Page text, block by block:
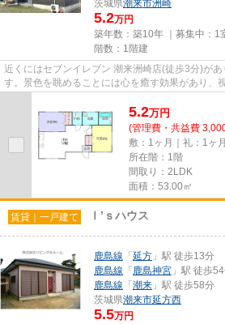
茨城県潮来市洲崎
5.2万円
築年数：築10年 ｜募集中： 1
階数：1階建
近くにはセブンイレブン 潮来洲崎店(徒歩3分)が
す。景色を眺めることには心を癒す効果があり、
5.2万円
(管理費・共益費
敷：1ヶ月｜礼：1ヶ月
所在階：1階
間取り：2LDK
面積：53.00㎡
賃貸｜一戸建て Ｉ’ｓハウス
鹿島線 「 延方 」駅 徒歩13分
鹿島線 「 鹿島神宮 」駅 徒歩
鹿島線 「 潮来 」駅 徒歩58分
茨城県潮来市延方西
5.5万円